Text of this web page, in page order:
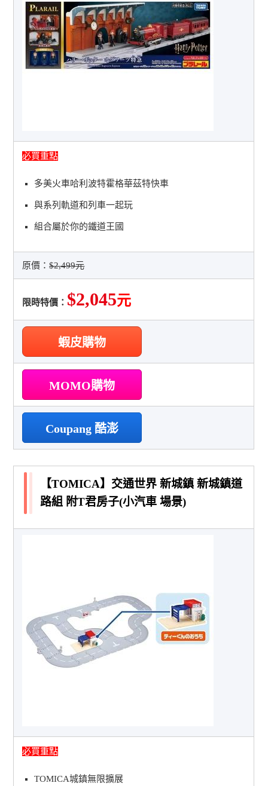
必買重點
多美火車哈利波特霍格華茲特快車
與系列軌道和列車一起玩
組合屬於你的鐵道王國
原價：$2,499元
限時特價： $2,045元
蝦皮購物
MOMO購物
Coupang 酷澎
【TOMICA】交通世界 新城鎮 新城鎮道
路組 附T君房子(小汽車 場景)
必買重點
TOMICA城鎮無限擴展